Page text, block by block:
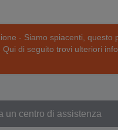
- Siamo spiacenti, questo
di seguito trovi ulteriori
un centro di assistenza